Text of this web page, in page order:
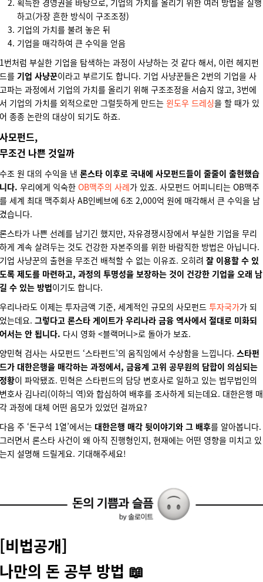
하고(가장 흔한 방식이 구조조정)
기업의 가치를 불려 놓은 뒤
기업을 매각하여 큰 수익을 얻음
1번처럼 부실한 기업을 탐색하는 과정이 사냥하는 것 같다 해서, 이런 헤지펀
드를 기업 사냥꾼이라고 부르기도 합니다. 기업 사냥꾼들은 2번의 기업을 사
고파는 과정에서 기업의 가치를 올리기 위해 구조조정을 서슴지 않고, 3번에
서 기업의 가치를 외적으로만 그럴듯하게 만드는 윈도우 드레싱을 할 때가 있
어 종종 논란의 대상이 되기도 하죠.
사모펀드,
무조건 나쁜 것일까
수조 원 대의 수익을 낸 론스타 이후로 국내에 사모펀드들이 줄줄이 출현했습
니다. 우리에게 익숙한 OB맥주의 사례가 있죠. 사모펀드 어피니티는 OB맥주
를 세계 최대 맥주회사 AB인베브에 6조 2,000억 원에 매각해서 큰 수익을 남
겼습니다.
론스타가 나쁜 선례를 남기긴 했지만, 자유경쟁시장에서 부실한 기업을 무리
하게 계속 살려두는 것도 건강한 자본주의를 위한 바람직한 방법은 아닙니다.
기업 사냥꾼의 출현을 무조건 배척할 수 없는 이유죠. 오히려 잘 이용할 수 있
도록 제도를 마련하고, 과정의 투명성을 보장하는 것이 건강한 기업을 오래 남
길 수 있는 방법이기도 합니다.
우리나라도 이제는 투자금액 기준, 세계적인 규모의 사모펀드 투자국가가 되
었는데요. 그렇다고 론스타 게이트가 우리나라 금융 역사에서 절대로 미화되
어서는 안 됩니다. 다시 영화 <블랙머니>로 돌아가 보죠.
양민혁 검사는 사모펀드 ‘스타펀드’의 움직임에서 수상함을 느낍니다. 스타펀
드가 대한은행을 매각하는 과정에서, 금융계 고위 공무원의 담합이 의심되는
정황이 파악됐죠. 민혁은 스타펀드의 담당 변호사로 일하고 있는 법무법인의
변호사 김나리(이하늬 역)와 합심하여 배후를 조사하게 되는데요. 대한은행 매
각 과정에 대체 어떤 음모가 있었던 걸까요?
다음 주 ‘돈구석 1열’에서는 대한은행 매각 뒷이야기와 그 배후를 알아봅니다.
그러면서 론스타 사건이 왜 아직 진행형인지, 현재에는 어떤 영향을 미치고 있
는지 설명해 드릴게요. 기대해주세요!
[비법공개]
나만의 돈 공부 방법 📖